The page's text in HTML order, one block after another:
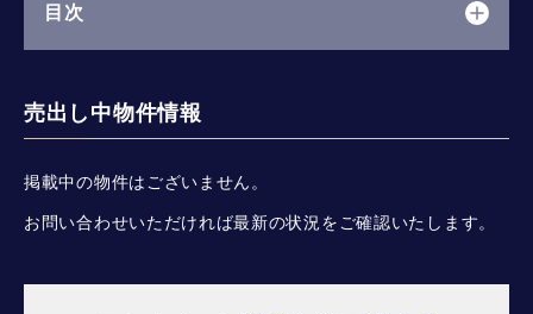
目次
売出し中物件情報
掲載中の物件はございません。
お問い合わせいただければ最新の状況をご確認いたします。